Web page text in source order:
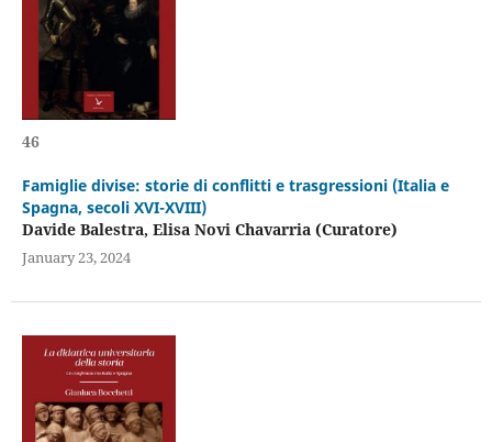
46
Famiglie divise: storie di conflitti e trasgressioni (Italia e
Spagna, secoli XVI-XVIII)
Davide Balestra, Elisa Novi Chavarria (Curatore)
January 23, 2024